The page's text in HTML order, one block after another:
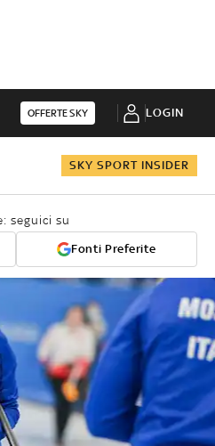
OFFERTE SKY LOGIN
SKY SPORT INSIDER
seguici su
Fonti Preferite